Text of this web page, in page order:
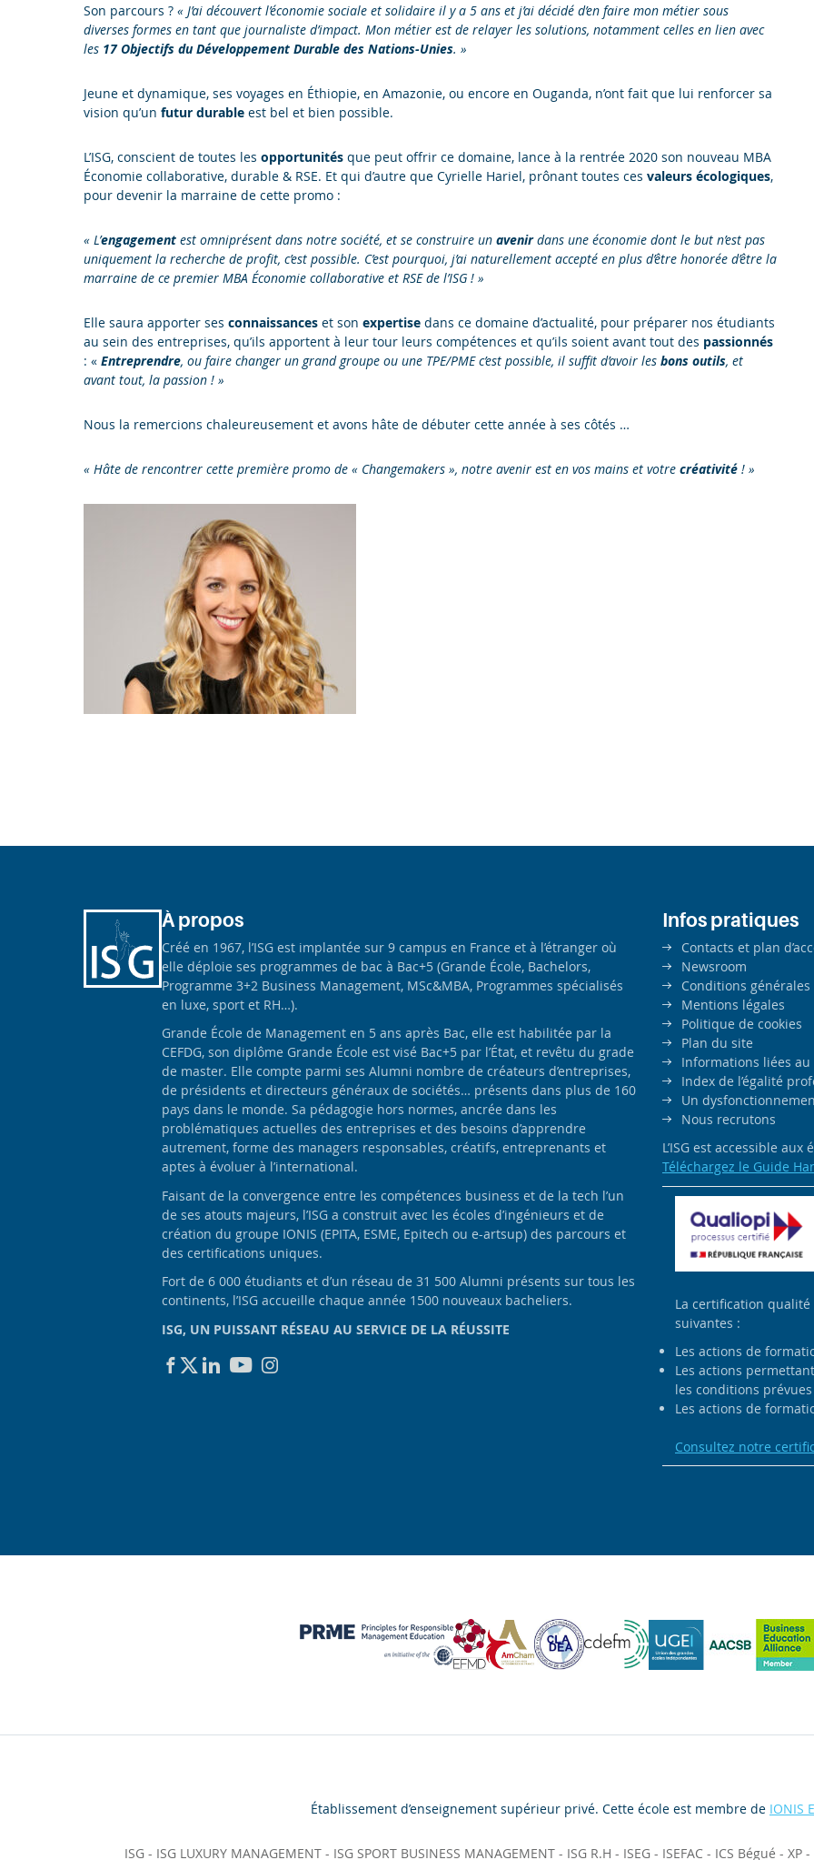
Son parcours ? « J’ai découvert l’économie sociale et solidaire il y a 5 ans et j’ai décidé d’en faire mon métier sous
diverses formes en tant que journaliste d’impact. Mon métier est de relayer les solutions, notamment celles en lien avec
les 17 Objectifs du Développement Durable des Nations-Unies. »
Jeune et dynamique, ses voyages en Éthiopie, en Amazonie, ou encore en Ouganda, n’ont fait que lui renforcer sa
vision qu’un futur durable est bel et bien possible.
L’ISG, conscient de toutes les opportunités que peut offrir ce domaine, lance à la rentrée 2020 son nouveau MBA
Économie collaborative, durable & RSE. Et qui d’autre que Cyrielle Hariel, prônant toutes ces valeurs écologiques,
pour devenir la marraine de cette promo :
« L’engagement est omniprésent dans notre société, et se construire un avenirdans une économie dont le but n’est pas
uniquement la recherche de profit, c’est possible. C’est pourquoi, j’ai naturellement accepté en plus d’être honorée d’être la
marraine de ce premier MBA Économie collaborative et RSE de l’ISG ! »
Elle saura apporter ses connaissances et son expertise dans ce domaine d’actualité, pour préparer nos étudiants
au sein des entreprises, qu’ils apportent à leur tour leurs compétences et qu’ils soient avant tout des passionnés
: « Entreprendre, ou faire changer un grand groupe ou une TPE/PME c’est possible, il suffit d’avoir les bons outils, et
avant tout, la passion ! »
Nous la remercions chaleureusement et avons hâte de débuter cette année à ses côtés …
« Hâte de rencontrer cette première promo de « Changemakers », notre avenir est en vos mains et votre créativité ! »
À propos
Créé en 1967, l’ISG est implantée sur 9 campus en France et à l’étranger où
elle déploie ses programmes de bac à Bac+5 (Grande École, Bachelors,
Programme 3+2 Business Management, MSc&MBA, Programmes spécialisés
en luxe, sport et RH…).
Grande École de Management en 5 ans après Bac, elle est habilitée par la
CEFDG, son diplôme Grande École est visé Bac+5 par l’État, et revêtu du grade
de master. Elle compte parmi ses Alumni nombre de créateurs d’entreprises,
de présidents et directeurs généraux de sociétés… présents dans plus de 160
pays dans le monde. Sa pédagogie hors normes, ancrée dans les
problématiques actuelles des entreprises et des besoins d’apprendre
autrement, forme des managers responsables, créatifs, entreprenants et
aptes à évoluer à l’international.
Faisant de la convergence entre les compétences business et de la tech l’un
de ses atouts majeurs, l’ISG a construit avec les écoles d’ingénieurs et de
création du groupe IONIS (EPITA, ESME, Epitech ou e-artsup) des parcours et
des certifications uniques.
Fort de 6 000 étudiants et d’un réseau de 31 500 Alumni présents sur tous les
continents, l’ISG accueille chaque année 1500 nouveaux bacheliers.
ISG, UN PUISSANT RÉSEAU AU SERVICE DE LA RÉUSSITE
Infos pratiques
Contacts et plan
Newsroom
Conditions générales
Mentions légales
Politique de cookies
Plan du site
Informations liées au
Index de l’égalité
Un
Nous recrutons
L’ISG est accessible
Téléchargez le Guide
La certification qualité
suivantes :
Les actions de
Les actions
les conditions
Les actions de
Consultez notre
Établissement d’enseignement supérieur privé. Cette école est membre de IONIS
ISG - ISG LUXURY MANAGEMENT - ISG SPORT BUSINESS MANAGEMENT - ISG R.H - ISEG - ISEFAC - ICS Bégué - XP -